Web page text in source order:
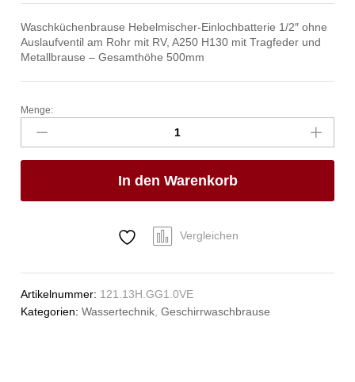
Waschküchenbrause Hebelmischer-Einlochbatterie 1/2″ ohne
Auslaufventil am Rohr mit RV, A250 H130 mit Tragfeder und
Metallbrause – Gesamthöhe 500mm
verio
Waschküchenbrause
1/2"
Anzahl
Menge:
In den Warenkorb
Vergleichen
Artikelnummer: 121.13H.GG1.0VE
Kategorien:Wassertechnik,Geschirrwaschbrause